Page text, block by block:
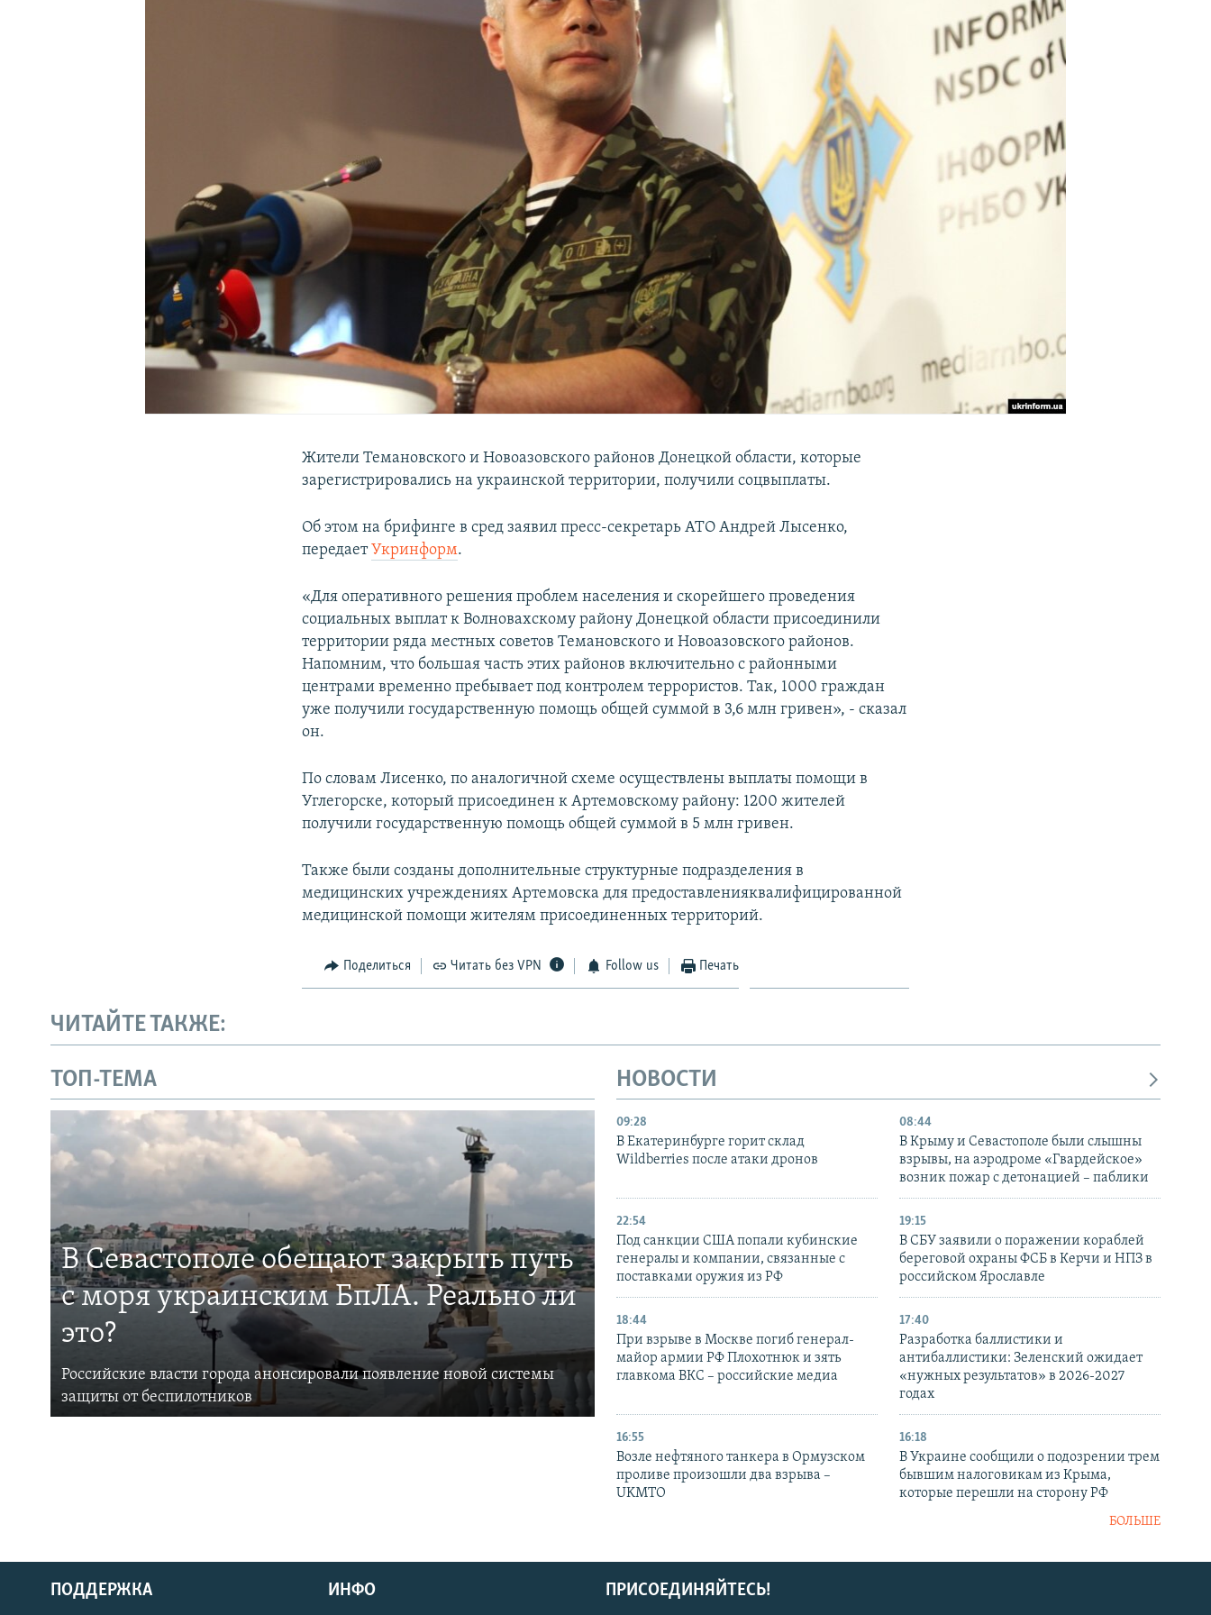
Жители Темановского и Новоазовского районов Донецкой области, которые
зарегистрировались на украинской территории, получили соцвыплаты.
Об этом на брифинге в сред заявил пресс-секретарь АТО Андрей Лысенко,
передаетУкринформ.
«Для оперативного решения проблем населения и скорейшего проведения
социальных выплат к Волновахскому району Донецкой области присоединили
территории ряда местных советов Темановского и Новоазовского районов.
Напомним, что большая часть этих районов включительно с районными
центрами временно пребывает под контролем террористов. Так, 1000 граждан
уже получили государственную помощь общей суммой в 3,6 млн гривен», - сказал
он.
По словам Лисенко, по аналогичной схеме осуществлены выплаты помощи в
Углегорске, который присоединен к Артемовскому району: 1200 жителей
получили государственную помощь общей суммой в 5 млн гривен.
Также были созданы дополнительные структурные подразделения в
медицинских учреждениях Артемовска для предоставленияквалифицированной
медицинской помощи жителям присоединенных территорий.
Поделиться Читать без VPN Follow us Печать
ЧИТАЙТЕ ТАКЖЕ:
ТОП-ТЕМА
В Севастополе обещают закрыть путь
с моря украинским БпЛА. Реально ли
это?
Российские власти города анонсировали появление новой системы
защиты от беспилотников
НОВОСТИ
09:28
В Екатеринбурге горит склад
Wildberries после атаки дронов
08:44
В Крыму и Севастополе были слышны
взрывы, на аэродроме «Гвардейское»
возник пожар с детонацией – паблики
22:54
Под санкции США попали кубинские
генералы и компании, связанные с
поставками оружия из РФ
19:15
В СБУ заявили о поражении кораблей
береговой охраны ФСБ в Керчи и НПЗ в
российском Ярославле
18:44
При взрыве в Москве погиб генерал-
майор армии РФ Плохотнюк и зять
главкома ВКС – российские медиа
17:40
Разработка баллистики и
антибаллистики: Зеленский ожидает
«нужных результатов» в 2026-2027
годах
16:55
Возле нефтяного танкера в Ормузском
проливе произошли два взрыва –
UKMTO
16:18
В Украине сообщили о подозрении трем
бывшим налоговикам из Крыма,
которые перешли на сторону РФ
БОЛЬШЕ
ПРИСОЕДИНЯЙТЕСЬ!
ПОДДЕРЖКА ИНФО